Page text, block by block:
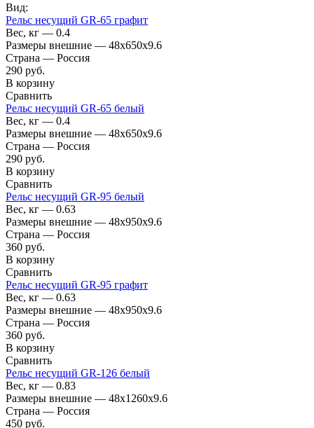
Вид:
Рельс несущий GR-65 графит
Вес, кг — 0.4
Размеры внешние — 48x650x9.6
Страна — Россия
290 руб.
В корзину
Сравнить
Рельс несущий GR-65 белый
Вес, кг — 0.4
Размеры внешние — 48x650x9.6
Страна — Россия
290 руб.
В корзину
Сравнить
Рельс несущий GR-95 белый
Вес, кг — 0.63
Размеры внешние — 48x950x9.6
Страна — Россия
360 руб.
В корзину
Сравнить
Рельс несущий GR-95 графит
Вес, кг — 0.63
Размеры внешние — 48x950x9.6
Страна — Россия
360 руб.
В корзину
Сравнить
Рельс несущий GR-126 белый
Вес, кг — 0.83
Размеры внешние — 48x1260x9.6
Страна — Россия
450 руб.